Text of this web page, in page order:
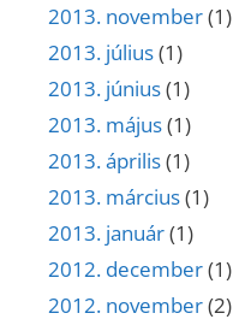
2013. november(1)
2013. július(1)
2013. június(1)
2013. május(1)
2013. április(1)
2013. március(1)
2013. január(1)
2012. december(1)
2012. november(2)